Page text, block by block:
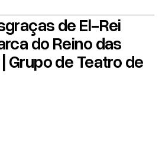
de El-Rei
do Reino das
Grupo de Teatro de